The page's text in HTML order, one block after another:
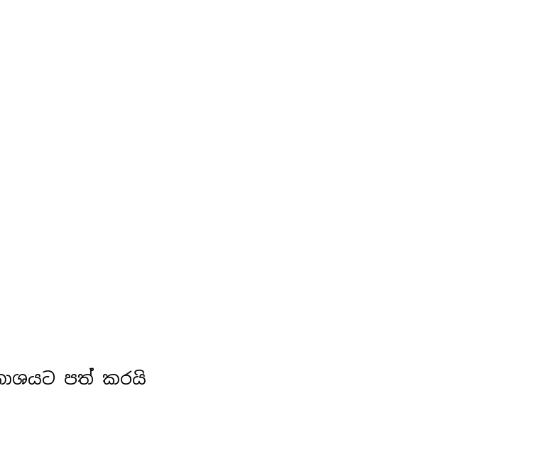
පත් කරයි